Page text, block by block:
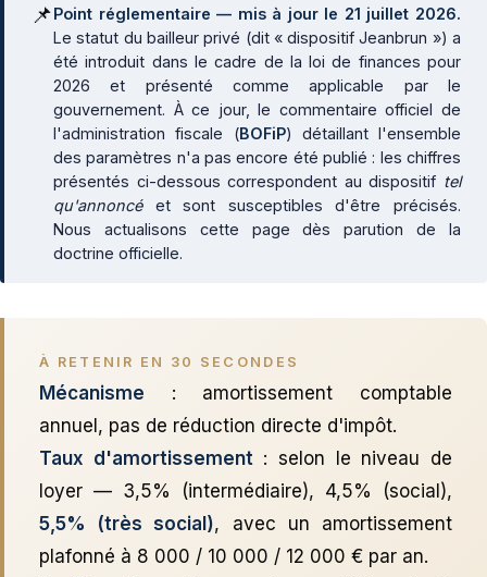
📌Point réglementaire — mis à jour le 21 juillet 2026.
Le statut du bailleur privé (dit « dispositif Jeanbrun ») a
été introduit dans le cadre de la loi de finances pour
2026 et présenté comme applicable par le
gouvernement. À ce jour, le commentaire officiel de
l'administration fiscale (BOFiP) détaillant l'ensemble
des paramètres n'a pas encore été publié : les chiffres
présentés ci-dessous correspondent au dispositif tel
qu'annoncéet sont susceptibles d'être précisés.
Nous actualisons cette page dès parution de la
doctrine officielle.
À RETENIR EN 30 SECONDES
Mécanisme : amortissement comptable
annuel, pas de réduction directe d'impôt.
Taux d'amortissement: selon le niveau de
loyer — 3,5% (intermédiaire), 4,5% (social),
5,5% (très social), avec un amortissement
plafonné à 8 000 / 10 000 / 12 000 € par an.